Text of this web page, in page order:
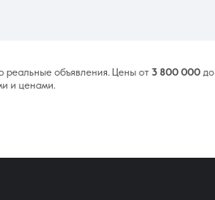
реальные объявления. Цены от 3 800 000 до
и ценами.